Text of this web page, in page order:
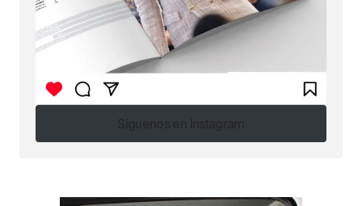
Síguenos en Instagram